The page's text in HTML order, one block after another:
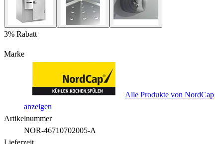
3% Rabatt
Marke
Alle Produkte von NordCap
anzeigen
Artikelnummer
NOR-46710702005-A
Lieferzeit